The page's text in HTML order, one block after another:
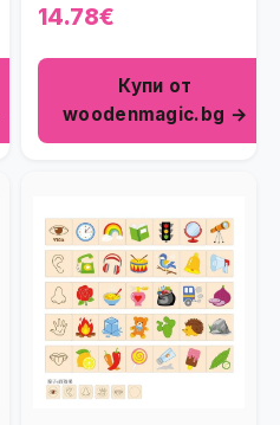
Viga toys
14.78€
Купи от
woodenmagic.bg →